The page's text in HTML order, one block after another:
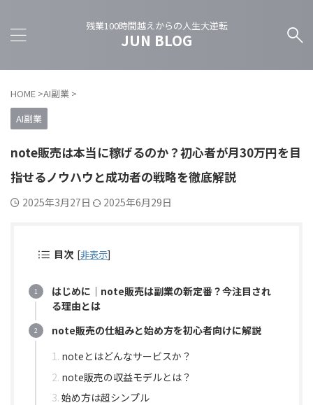
残業100時間越えからの人生大逆転
JUN BLOG
HOME >AI副業 >
AI副業
note販売は本当に稼げるのか？初心者が月30万円を目
指せるノウハウと成功者の戦略を徹底解説
2025年3月27日 2025年6月29日
目次 [非表示]
はじめに｜note販売は副業の新定番？今注目され
る理由とは
note販売の仕組みと始め方を初心者向けに解説
noteとはどんなサービスか？
note販売の収益モデルとは？
始め方は超シンプル